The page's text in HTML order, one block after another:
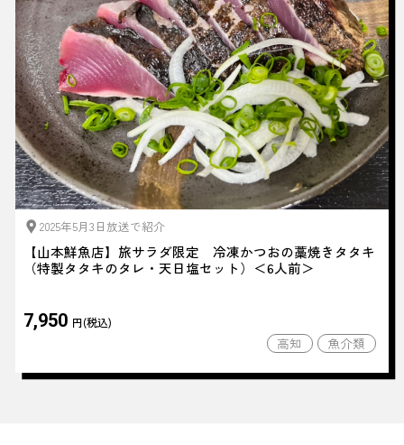
2025年5月3日放送で紹介
【山本鮮魚店】旅サラダ限定 冷凍かつおの藁焼きタタキ
（特製タタキのタレ・天日塩セット）＜6人前＞
7,950 円(税込)
高知 魚介類